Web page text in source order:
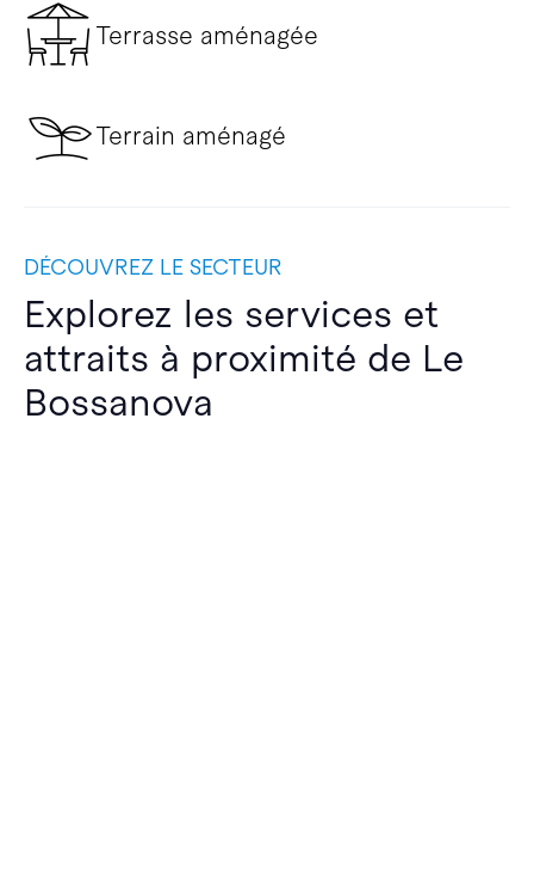
Terrasse aménagée
Terrain aménagé
DÉCOUVREZ LE SECTEUR
Explorez les services et
attraits à proximité de Le
Bossanova